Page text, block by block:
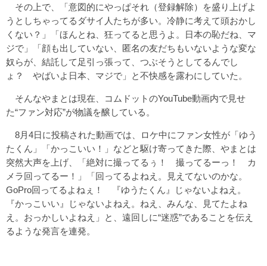
その上で、「意図的にやっぱそれ（登録解除）を盛り上げよ
うとしちゃってるダサイ人たちが多い。冷静に考えて頭おかし
くない？」「ほんとね、狂ってると思うよ。日本の恥だね、マ
ジで」「顔も出していない、匿名の友だちもいないような変な
奴らが、結託して足引っ張って、つぶそうとしてるんでし
ょ？ やばいよ日本、マジで」と不快感を露わにしていた。
そんなやまとは現在、コムドットのYouTube動画内で見せ
た“ファン対応”が物議を醸している。
8月4日に投稿された動画では、ロケ中にファン女性が「ゆう
たくん」「かっこいい！」などと駆け寄ってきた際、やまとは
突然大声を上げ、「絶対に撮ってるぅ！ 撮ってるーっ！ カ
メラ回ってるー！」「回ってるよねえ。見えてないのかな。
GoPro回ってるよねぇ！ 『ゆうたくん』じゃないよねえ。
『かっこいい』じゃないよねえ。ねえ、みんな、見てたよね
え。おっかしいよねえ」と、遠回しに“迷惑”であることを伝え
るような発言を連発。